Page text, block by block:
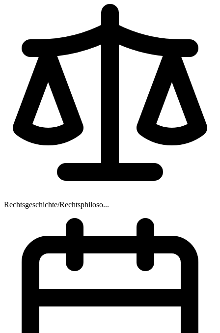
Rechtsgeschichte/Rechtsphiloso...